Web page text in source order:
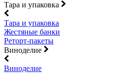
Тара и упаковка
Тара и упаковка
Жестяные банки
Реторт-пакеты
Виноделие
Виноделие